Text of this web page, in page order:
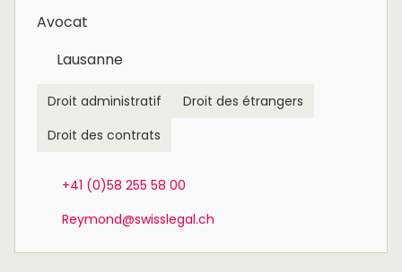
Avocat
Lausanne
Droit administratif
Droit des étrangers
Droit des contrats
+41 (0)58 255 58 00
Reymond@swisslegal.ch